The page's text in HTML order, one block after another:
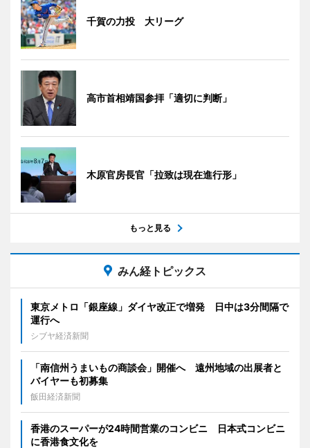
千賀の力投 大リーグ
高市首相靖国参拝「適切に判断」
木原官房長官「拉致は現在進行形」
もっと見る
みん経トピックス
東京メトロ「銀座線」ダイヤ改正で増発 日中は3分間隔で
運行へ
シブヤ経済新聞
「南信州うまいもの商談会」開催へ 遠州地域の出展者と
バイヤーも初募集
飯田経済新聞
香港のスーパーが24時間営業のコンビニ 日本式コンビニ
に香港食文化を